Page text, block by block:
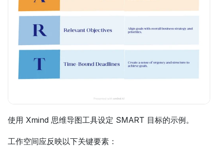
使用 Xmind 思维导图工具设定 SMART 目标的示例。
工作空间应反映以下关键要素：